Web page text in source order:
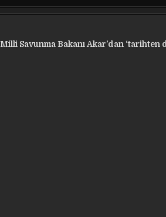
Milli Savunma Bakanı Akar’dan ‘tarihten